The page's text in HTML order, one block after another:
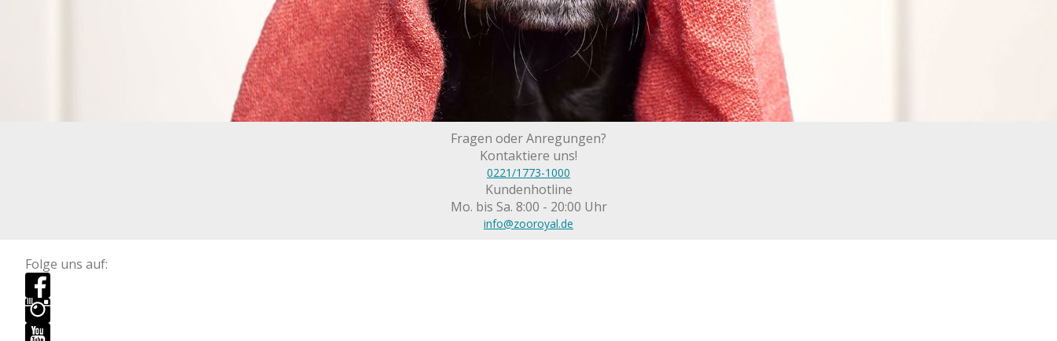
Fragen oder Anregungen?
Kontaktiere uns!
0221/1773-1000
Kundenhotline
Mo. bis Sa. 8:00 - 20:00 Uhr
info@zooroyal.de
Folge uns auf: